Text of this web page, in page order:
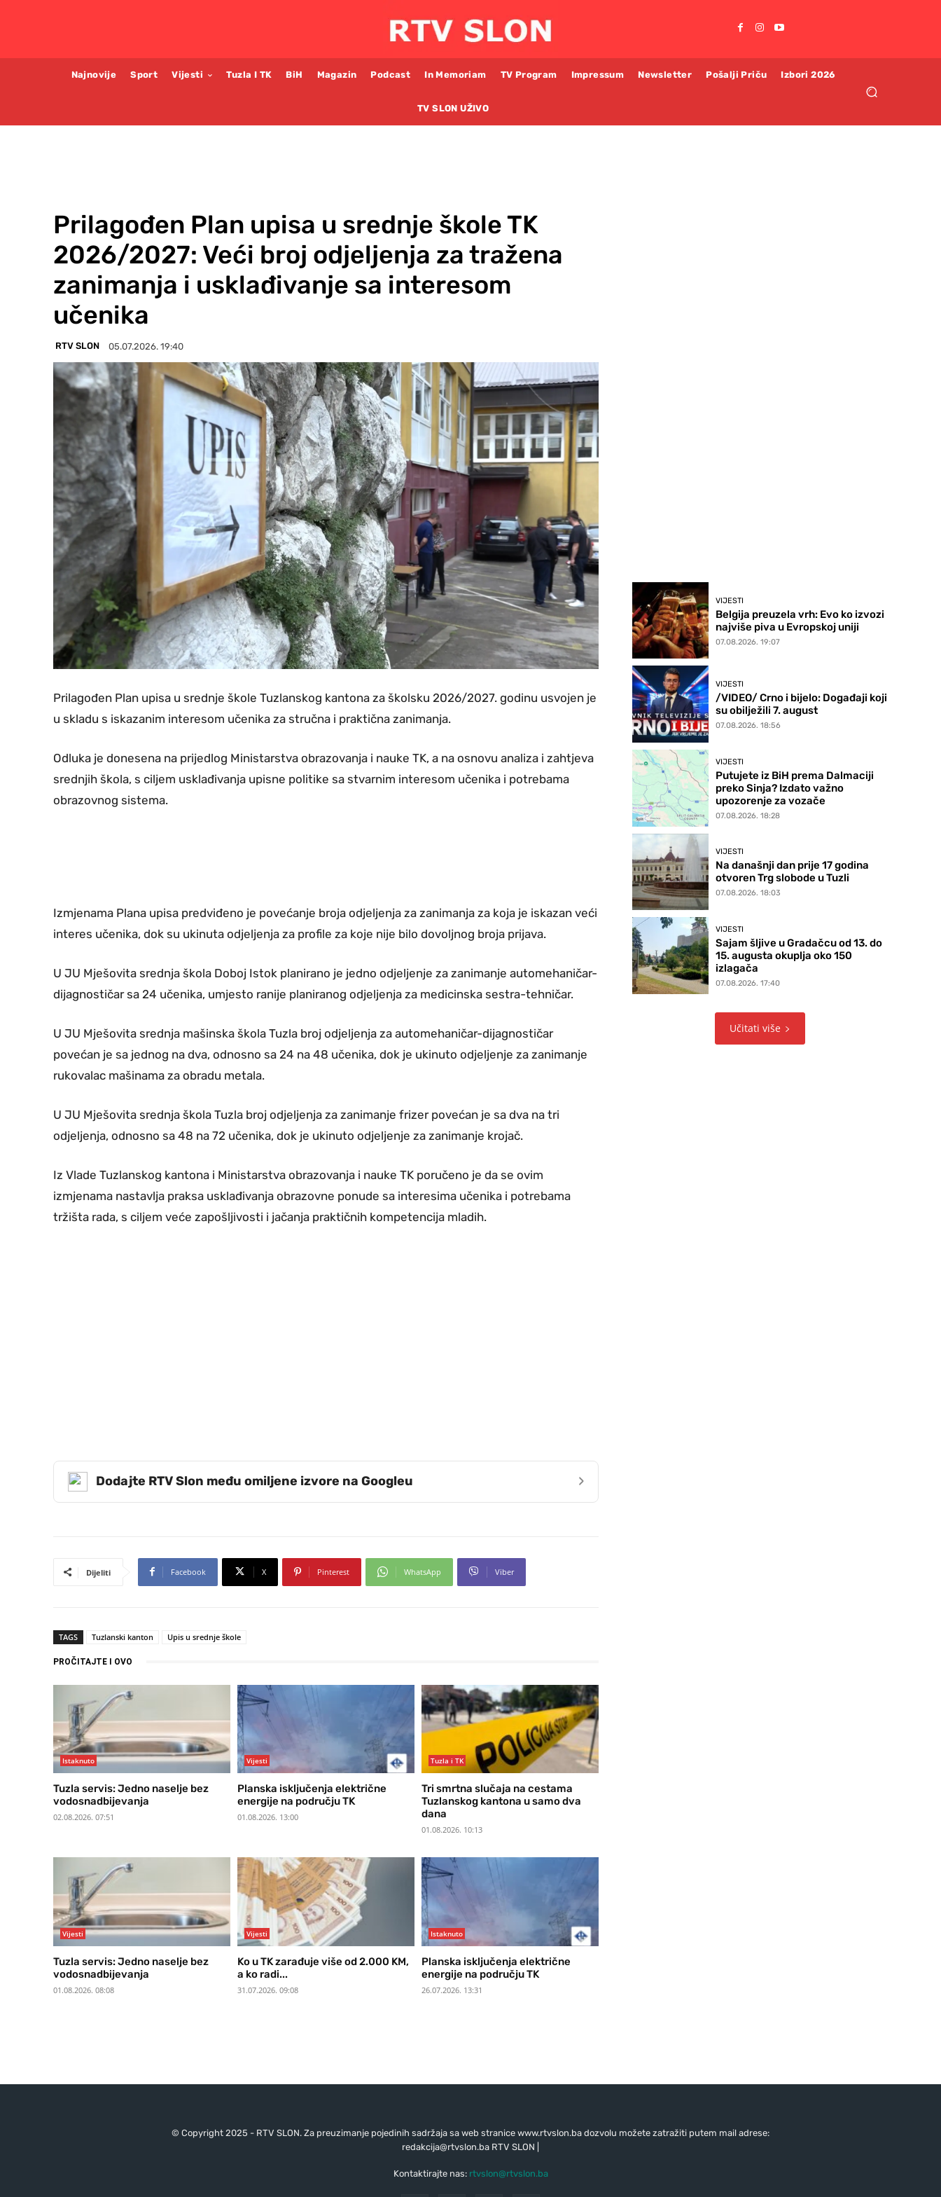
Najnovije Sport Vijesti Tuzla I TK BiH Magazin Podcast In Memoriam TV Program Impressum Newsletter Pošalji Priču Izbori 2026
TV SLON UŽIVO
Prilagođen Plan upisa u srednje škole TK
2026/2027: Veći broj odjeljenja za tražena
zanimanja i usklađivanje sa interesom
učenika
RTV SLON 05.07.2026. 19:40
Prilagođen Plan upisa u srednje škole Tuzlanskog kantona za školsku 2026/2027. godinu usvojen je
u skladu s iskazanim interesom učenika za stručna i praktična zanimanja.
Odluka je donesena na prijedlog Ministarstva obrazovanja i nauke TK, a na osnovu analiza i zahtjeva
srednjih škola, s ciljem usklađivanja upisne politike sa stvarnim interesom učenika i potrebama
obrazovnog sistema.
Izmjenama Plana upisa predviđeno je povećanje broja odjeljenja za zanimanja za koja je iskazan veći
interes učenika, dok su ukinuta odjeljenja za profile za koje nije bilo dovoljnog broja prijava.
U JU Mješovita srednja škola Doboj Istok planirano je jedno odjeljenje za zanimanje automehaničar-
dijagnostičar sa 24 učenika, umjesto ranije planiranog odjeljenja za medicinska sestra-tehničar.
U JU Mješovita srednja mašinska škola Tuzla broj odjeljenja za automehaničar-dijagnostičar
povećan je sa jednog na dva, odnosno sa 24 na 48 učenika, dok je ukinuto odjeljenje za zanimanje
rukovalac mašinama za obradu metala.
U JU Mješovita srednja škola Tuzla broj odjeljenja za zanimanje frizer povećan je sa dva na tri
odjeljenja, odnosno sa 48 na 72 učenika, dok je ukinuto odjeljenje za zanimanje krojač.
Iz Vlade Tuzlanskog kantona i Ministarstva obrazovanja i nauke TK poručeno je da se ovim
izmjenama nastavlja praksa usklađivanja obrazovne ponude sa interesima učenika i potrebama
tržišta rada, s ciljem veće zapošljivosti i jačanja praktičnih kompetencija mladih.
Dodajte RTV Slon među omiljene izvore na Googleu ›
Dijeliti Facebook X Pinterest WhatsApp Viber
TAGS Tuzlanski kanton Upis u srednje škole
PROČITAJTE I OVO
Istaknuto
Tuzla servis: Jedno naselje bez
vodosnadbijevanja
02.08.2026. 07:51
Vijesti
Planska isključenja električne
energije na području TK
01.08.2026. 13:00
Tuzla i TK
Tri smrtna slučaja na cestama
Tuzlanskog kantona u samo dva
dana
01.08.2026. 10:13
Vijesti
Tuzla servis: Jedno naselje bez
vodosnadbijevanja
01.08.2026. 08:08
Vijesti
Ko u TK zarađuje više od 2.000 KM,
a ko radi...
31.07.2026. 09:08
Istaknuto
Planska isključenja električne
energije na području TK
26.07.2026. 13:31
VIJESTI
Belgija preuzela vrh: Evo ko izvozi
najviše piva u Evropskoj uniji
07.08.2026. 19:07
VIJESTI
/VIDEO/ Crno i bijelo: Događaji koji
su obilježili 7. august
07.08.2026. 18:56
VIJESTI
Putujete iz BiH prema Dalmaciji
preko Sinja? Izdato važno
upozorenje za vozače
07.08.2026. 18:28
VIJESTI
Na današnji dan prije 17 godina
otvoren Trg slobode u Tuzli
07.08.2026. 18:03
VIJESTI
Sajam šljive u Gradačcu od 13. do
15. augusta okuplja oko 150
izlagača
07.08.2026. 17:40
Učitati više
© Copyright 2025 - RTV SLON. Za preuzimanje pojedinih sadržaja sa web stranice www.rtvslon.ba dozvolu možete zatražiti putem mail adrese:
redakcija@rtvslon.baRTV SLON |
Kontaktirajte nas: rtvslon@rtvslon.ba